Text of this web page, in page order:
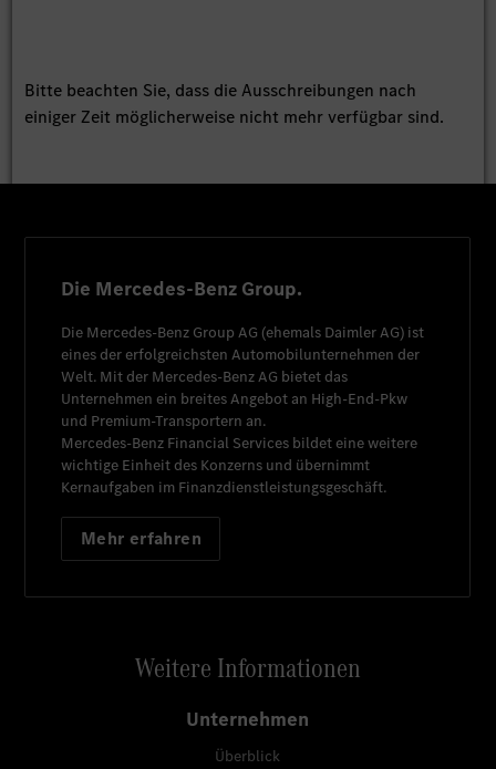
Bitte beachten Sie, dass die Ausschreibungen nach
einiger Zeit möglicherweise nicht mehr verfügbar sind.
Die Mercedes-Benz Group.
Die Mercedes-Benz Group AG (ehemals Daimler AG) ist
eines der erfolgreichsten Automobilunternehmen der
Welt. Mit der Mercedes-Benz AG bietet das
Unternehmen ein breites Angebot an High-End-Pkw
und Premium-Transportern an.
Mercedes-Benz Financial Services bildet eine weitere
wichtige Einheit des Konzerns und übernimmt
Kernaufgaben im Finanzdienstleistungsgeschäft.
Mehr erfahren
Weitere Informationen
Unternehmen
Überblick